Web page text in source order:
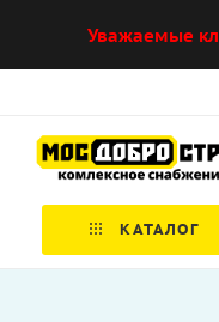
Уважаемые
КАТАЛОГ